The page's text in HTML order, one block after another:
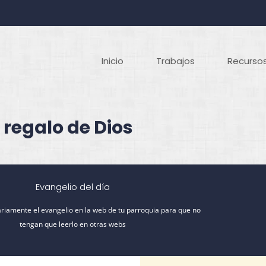
de Dios
Inicio Trabajos
Evangelio del día
el evangelio en la web de tu parroquia para que no
tengan que leerlo en otras webs